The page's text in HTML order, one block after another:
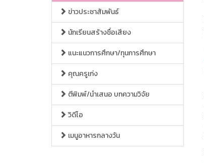
ข่าวประชาสัมพันธ์
นักเรียนสร้างชื่อเสียง
แนะแนวการศึกษา/ทุนการศึกษา
คุณครูเก่ง
ตีพิมพ์/นำเสนอ บทความวิจัย
วิดีโอ
เมนูอาหารกลางวัน